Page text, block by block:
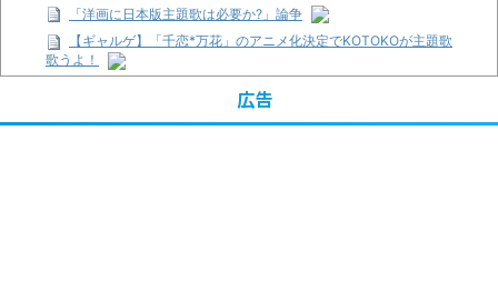
「洋画に日本版主題歌は必要か?」論争
【ギャルゲ】「千恋*万花」のアニメ化決定でKOTOKOが主題歌
歌うよ！
広告